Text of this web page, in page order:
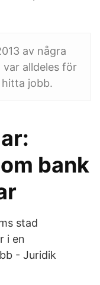
av några
alldeles för
jobb.
bank
stad
i en
- Juridik